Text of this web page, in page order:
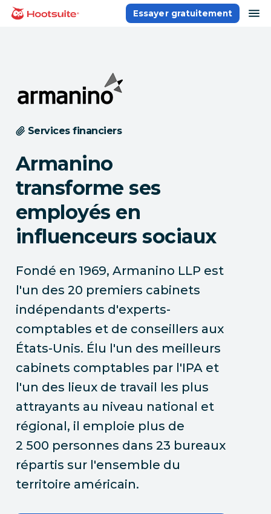
Aller
Accueil
Essayer gratuitement
Services financiers
Armanino
transforme ses
employés en
influenceurs sociaux
Fondé en 1969, Armanino LLP est
l'un des 20 premiers cabinets
indépendants d'experts-
comptables et de conseillers aux
États-Unis. Élu l'un des meilleurs
cabinets comptables par l'IPA et
l'un des lieux de travail les plus
attrayants au niveau national et
régional, il emploie plus de
2 500 personnes dans 23 bureaux
répartis sur l'ensemble du
territoire américain.